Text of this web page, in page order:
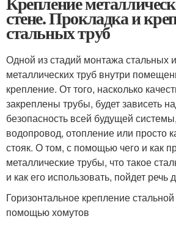
стене. Прокладка и
стальных труб
Одной из стадий монтажа стальных
металлических труб внутри
крепление. От того, насколько
закреплены трубы, будет зависеть
безопасность всей будущей
водопровод, отопление или просто
стояк. О том, с помощью чего и как
металлические трубы, что такое
и как его использовать, пойдет речь
Горизонтальное крепление
помощью хомутов